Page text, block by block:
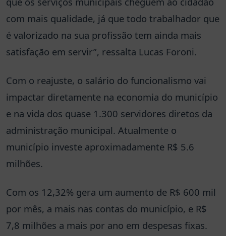
com mais qualidade, já que todo trabalhador que
é valorizado na sua profissão tem ainda mais
satisfação em servir”, ressalta Lucas Foroni.
Com o reajuste, o salário do funcionalismo vai
impactar diretamente na economia do município
e na vida dos quase 1.300 servidores diretos da
administração municipal. Atualmente o
município investe aproximadamente R$ 5.6
milhões.
Com os 12,32% gera um aumento de R$ 600 mil
por mês, a mais nas contas do município, e R$
7,8 milhões a mais por ano em despesas fixas.